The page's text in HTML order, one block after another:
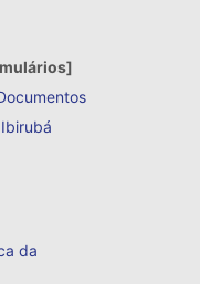
da